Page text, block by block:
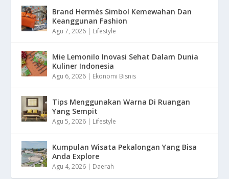
Brand Hermès Simbol Kemewahan Dan
Keanggunan Fashion
Agu 7, 2026 | Lifestyle
Mie Lemonilo Inovasi Sehat Dalam Dunia
Kuliner Indonesia
Agu 6, 2026 | Ekonomi Bisnis
Tips Menggunakan Warna Di Ruangan
Yang Sempit
Agu 5, 2026 | Lifestyle
Kumpulan Wisata Pekalongan Yang Bisa
Anda Explore
Agu 4, 2026 | Daerah